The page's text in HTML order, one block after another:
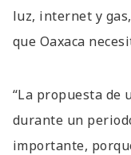
luz, internet y
que Oaxaca
“La propuesta de
durante un
importante,